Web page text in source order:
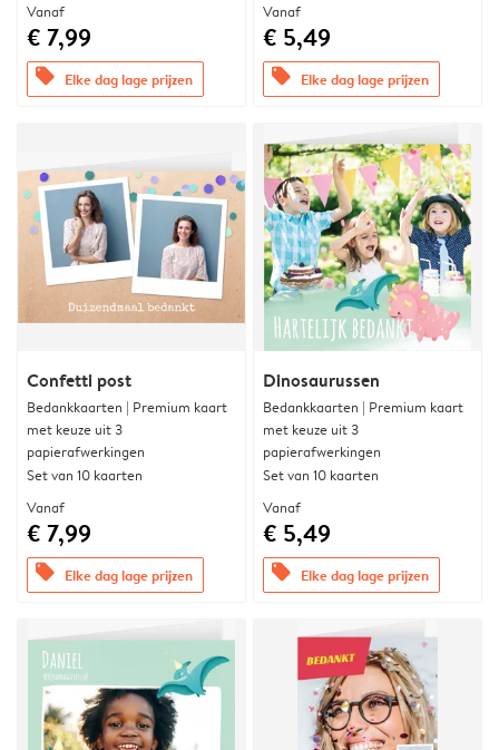
Vanaf
€ 7,99
offers Elke dag lage prijzen
Vanaf
€ 5,49
offers Elke dag lage prijzen
Confetti post
Bedankkaarten | Premium kaart
met keuze uit 3
papierafwerkingen
Set van 10 kaarten
Vanaf
€ 7,99
offers Elke dag lage prijzen
Dinosaurussen
Bedankkaarten | Premium kaart
met keuze uit 3
papierafwerkingen
Set van 10 kaarten
Vanaf
€ 5,49
offers Elke dag lage prijzen